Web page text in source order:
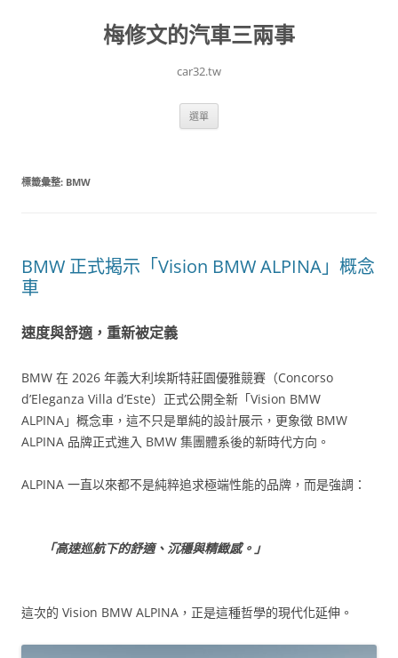
梅修文的汽車三兩事
car32.tw
選單
標籤彙整: BMW
BMW 正式揭示「Vision BMW ALPINA」概念
車
速度與舒適，重新被定義
BMW 在 2026 年義大利埃斯特莊園優雅競賽（Concorso
d’Eleganza Villa d’Este）正式公開全新「Vision BMW
ALPINA」概念車，這不只是單純的設計展示，更象徵 BMW
ALPINA 品牌正式進入 BMW 集團體系後的新時代方向。
ALPINA 一直以來都不是純粹追求極端性能的品牌，而是強調：
「高速巡航下的舒適、沉穩與精緻感。」
這次的 Vision BMW ALPINA，正是這種哲學的現代化延伸。